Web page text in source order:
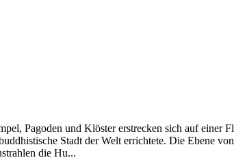
Pagoden und Klöster erstrecken sich auf
Stadt der Welt errichtete. Die Ebene
die Hu...